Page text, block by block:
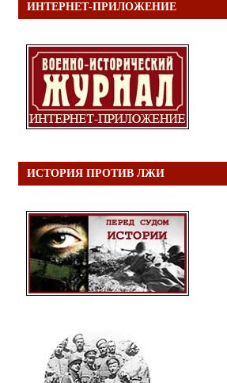
ИНТЕРНЕТ-ПРИЛОЖЕНИЕ
ИСТОРИЯ ПРОТИВ ЛЖИ